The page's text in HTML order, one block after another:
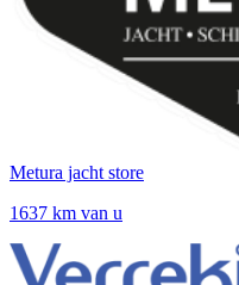
Metura jacht store
1637 km van u